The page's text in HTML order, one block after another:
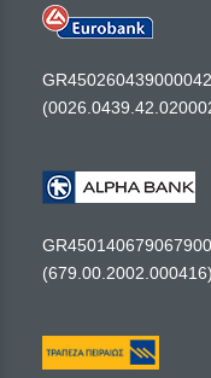
(679.00.2002.000416)